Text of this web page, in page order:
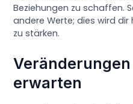
Beziehungen zu schaffen.
andere Werte; dies wird
zu stärken.
Veränderungen
erwarten